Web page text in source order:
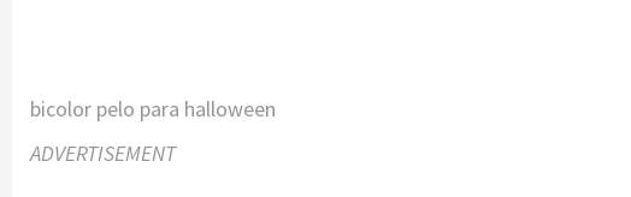
bicolor pelo para halloween
ADVERTISEMENT